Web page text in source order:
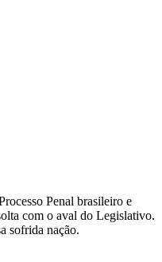
Penal brasileiro e
com o aval do Legislativo.
sofrida nação.